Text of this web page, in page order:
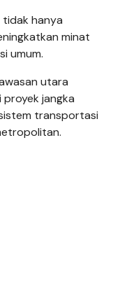
tidak hanya
minat
umum.
utara
proyek jangka
transportasi